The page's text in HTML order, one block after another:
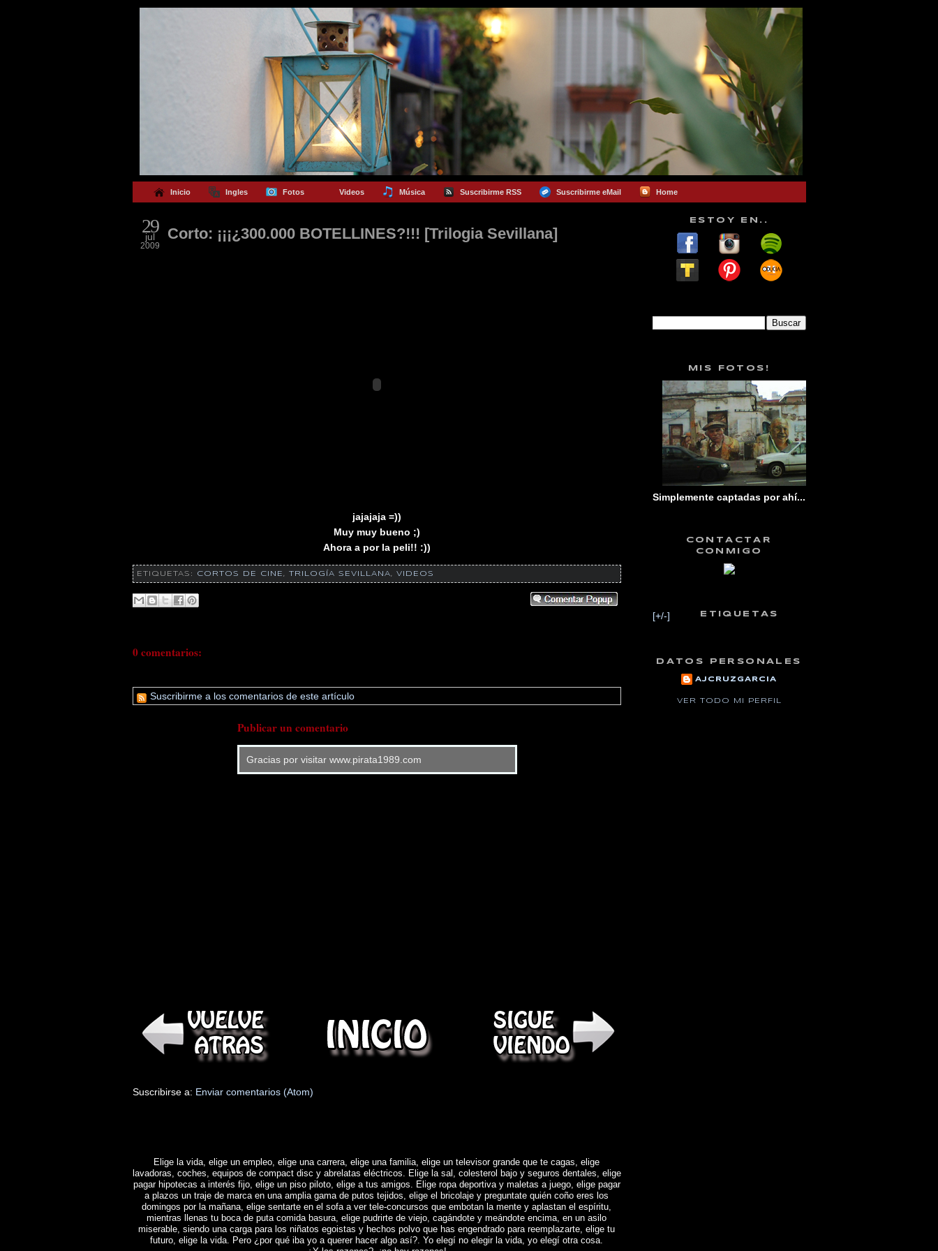
Inicio Ingles Fotos Videos Música Suscribirme RSS Suscribirme eMail Home
29
jul
2009
Corto: ¡¡¡¿300.000 BOTELLINES?!!! [Trilogia Sevillana]
jajajaja =))
Muy muy bueno ;)
Ahora a por la peli!! :))
ETIQUETAS: CORTOS DE CINE , TRILOGÍA SEVILLANA, VIDEOS
0 comentarios:
Suscribirme a los comentarios de este artículo
Publicar un comentario
Gracias por visitar www.pirata1989.com
Suscribirse a: Enviar comentarios (Atom)
Elige la vida, elige un empleo, elige una carrera, elige una familia, elige un televisor grande que te cagas, elige
lavadoras, coches, equipos de compact disc y abrelatas eléctricos. Elige la sal, colesterol bajo y seguros dentales, elige
pagar hipotecas a interés fijo, elige un piso piloto, elige a tus amigos. Elige ropa deportiva y maletas a juego, elige pagar
a plazos un traje de marca en una amplia gama de putos tejidos, elige el bricolaje y preguntate quién coño eres los
domingos por la mañana, elige sentarte en el sofa a ver tele-concursos que embotan la mente y aplastan el espíritu,
mientras llenas tu boca de puta comida basura, elige pudrirte de viejo, cagándote y meándote encima, en un asilo
miserable, siendo una carga para los niñatos egoistas y hechos polvo que has engendrado para reemplazarte, elige tu
futuro, elige la vida. Pero ¿por qué iba yo a querer hacer algo así?. Yo elegí no elegir la vida, yo elegí otra cosa.
ESTOY EN..
MIS FOTOS!
Simplemente captadas por ahí...
CONTACTAR
CONMIGO
[+/-] ETIQUETAS
DATOS PERSONALES
AJCRUZGARCIA
VER TODO MI PERFIL